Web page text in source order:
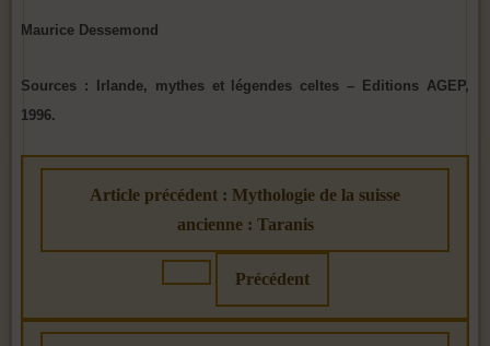
Maurice Dessemond
Sources : Irlande, mythes et légendes celtes – Editions AGEP,
1996.
Article précédent : Mythologie de la suisse
ancienne : Taranis
Précédent